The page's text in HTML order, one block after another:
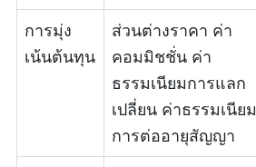
การมุ่ง
เน้นต้นทุน
ส่วนต่างราคา ค่า
คอมมิชชั่น ค่า
ธรรมเนียมการแลก
เปลี่ยน ค่าธรรมเนียม
การต่ออายุสัญญา